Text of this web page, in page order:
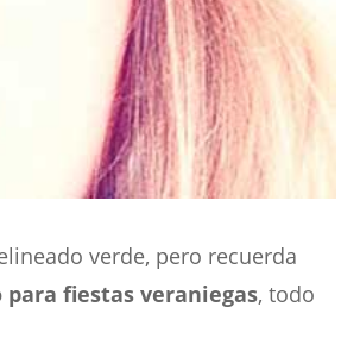
verde, pero recuerda
fiestas veraniegas, todo